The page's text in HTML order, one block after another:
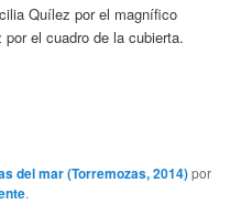
Quílez por el magnífico
el cuadro de la cubierta.
del mar (Torremozas, 2014)por
.